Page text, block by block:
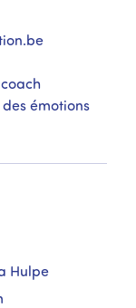
émotions
Hulpe